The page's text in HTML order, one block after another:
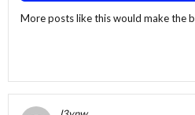
More posts like this would make the